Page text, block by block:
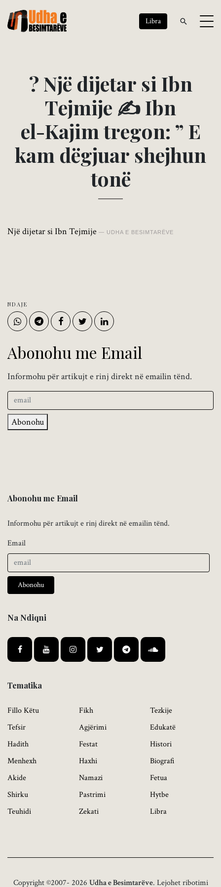
Libra
? Një dijetar si Ibn
Tejmije ✍Ibn
el-Kajim tregon: ” E
kam dëgjuar shejhun
tonë
Një dijetar si Ibn Tejmije UDHA E BESIMTARËVE
NDAJE
Abonohu me Email
Informohu për artikujt e rinj direkt në emailin tënd.
Abonohu
Abonohu me Email
Informohu për artikujt e rinj direkt në emailin tënd.
Email
Abonohu
Na Ndiqni
Tematika
Fillo Këtu
Tefsir
Hadith
Menhexh
Akide
Shirku
Teuhidi
Fikh
Agjërimi
Festat
Haxhi
Namazi
Pastrimi
Zekati
Tezkije
Edukatë
Histori
Biografi
Fetua
Hytbe
Libra
Copyright ©2007- 2026 Udha e Besimtarëve. Lejohet ribotimi